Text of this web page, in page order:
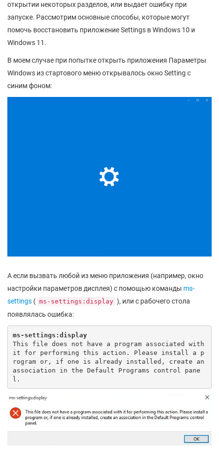
открытии некоторых разделов, или выдает ошибку при
запуске. Рассмотрим основные способы, которые могут
помочь восстановить приложение Settings в Windows 10 и
Windows 11.
В моем случае при попытке открыть приложения Параметры
Windows из стартового меню открывалось окно Setting с
синим фоном:
А если вызвать любой из меню приложения (например, окно
настройки параметров дисплея) с помощью команды ms-
settings ( ms-settings:display ), или с рабочего стола
появлялась ошибка:
ms-settings:display
This file does not have a program associated with
it for performing this action. Please install a p
rogram or, if one is already installed, create an
association in the Default Programs control pane
l.